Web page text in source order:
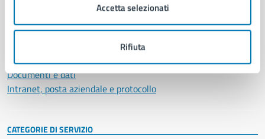
Accetta selezionati
Rifiuta
Enti e fondazioni
Personale amministrativo
Documenti e dati
Intranet, posta aziendale e protocollo
CATEGORIE DI SERVIZIO